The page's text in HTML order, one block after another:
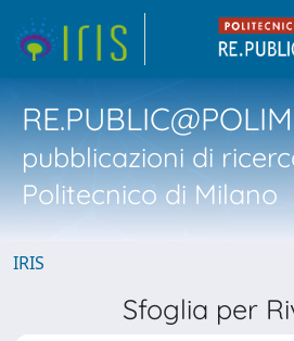
pubblicazioni di
Politecnico di Milano
IRIS
Sfoglia per